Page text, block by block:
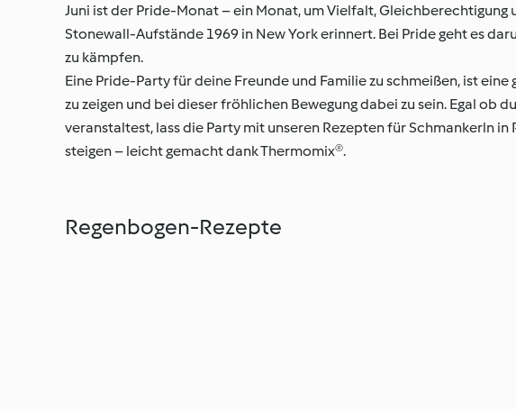
Juni ist der Pride-Monat – ein Monat, um Vielfalt,
Stonewall-Aufstände 1969 in New York erinnert. Bei Pride geht es
zu kämpfen.
Eine Pride-Party für deine Freunde und Familie zu schmeißen, ist
zu zeigen und bei dieser fröhlichen Bewegung dabei zu sein. Egal
veranstaltest, lass die Party mit unseren Rezepten für Schmankerln
steigen – leicht gemacht dank Thermomix®.
Regenbogen-Rezepte